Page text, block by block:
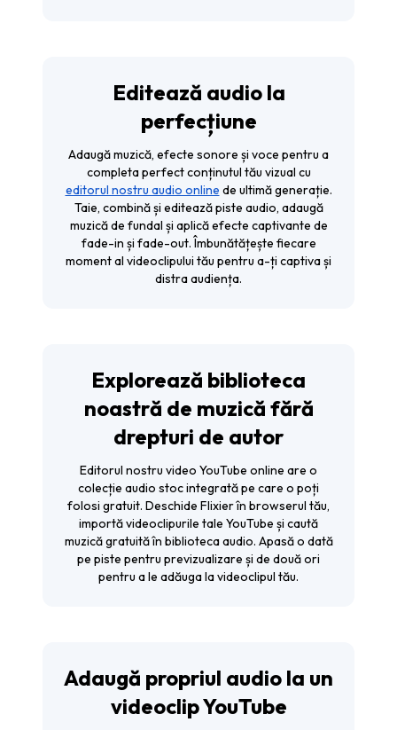
Editează audio la
perfecțiune
Adaugă muzică, efecte sonore și voce pentru a
completa perfect conținutul tău vizual cu
editorul nostru audio online de ultimă generație.
Taie, combină și editează piste audio, adaugă
muzică de fundal și aplică efecte captivante de
fade-in și fade-out. Îmbunătățește fiecare
moment al videoclipului tău pentru a-ți captiva și
distra audiența.
Explorează biblioteca
noastră de muzică fără
drepturi de autor
Editorul nostru video YouTube online are o
colecție audio stoc integrată pe care o poți
folosi gratuit. Deschide Flixier în browserul tău,
importă videoclipurile tale YouTube și caută
muzică gratuită în biblioteca audio. Apasă o dată
pe piste pentru previzualizare și de două ori
pentru a le adăuga la videoclipul tău.
Adaugă propriul audio la un
videoclip YouTube